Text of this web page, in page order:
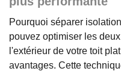
Pourquoi séparer
pouvez optimiser les
l'extérieur de votre toit
avantages. Cette